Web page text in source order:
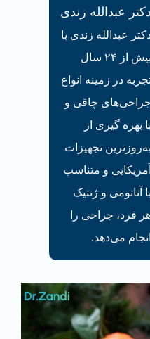
دکتر عبدالله زندی
عبدالله زندی با
بیش از ۲۴ سال
در زمینه انواع
جراحی‌های چاقی و
با بهره گیری از
به‌روزترین تجهیزات
آمریکایی و متناسب
با آناتومی و ژنتیک
فرد، جراحی‌ را
انجام می‌دهد.